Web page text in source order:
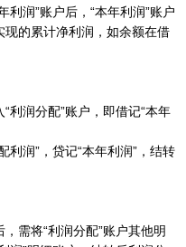
利润”账户后，“本年利润”账户
的累计净利润，如余额在借
利润分配”账户，即借记“本年
润”，贷记“本年利润”，结转
需将“利润分配”账户其他明